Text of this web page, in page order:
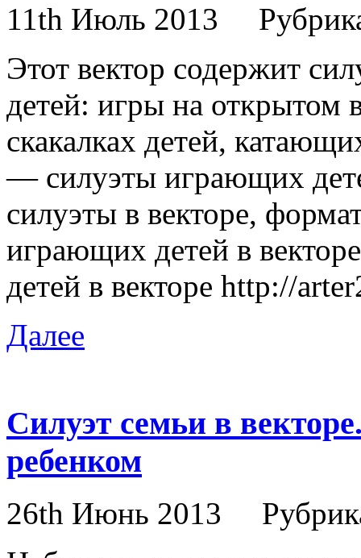
11th Июль 2013
Этот вектор содержит
детей: игры на открытом
скакалках детей,
— силуэты играющих
силуэты в векторе,
играющих детей в
детей в векторе http://
Далее
Силуэт семьи в
ребенком
26th Июнь 2013